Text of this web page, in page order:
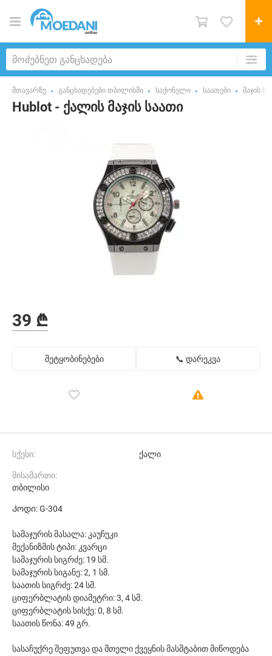
მთავარზე განცხადებები თბილისში საქონელი საათები მაჯის
Hublot - ქალის მაჯის საათი
39 ₾
შეტყობინებები 📞 დარეკვა
სქესი: ქალი
მისამართი:
თბილისი
Კოდი: G-304
სამაჯურის მასალა: კაუჩუკი
მექანიზმის ტიპი: კვარცი
სამაჯურის სიგრძე: 19 სმ.
სამაჯურის სიგანე: 2, 1 სმ.
საათის სიგრძე: 24 სმ.
ციფერბლატის დიამეტრი: 3, 4 სმ.
ციფერბლატის სისქე: 0, 8 სმ.
საათის წონა: 49 გრ.
სასაჩუქრე შეფუთვა და მთელი ქვეყნის მასშტაბით მიწოდება